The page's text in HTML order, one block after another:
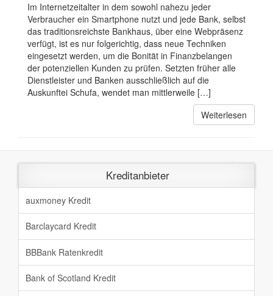
Im Internetzeitalter in dem sowohl nahezu jeder
Verbraucher ein Smartphone nutzt und jede Bank, selbst
das traditionsreichste Bankhaus, über eine Webpräsenz
verfügt, ist es nur folgerichtig, dass neue Techniken
eingesetzt werden, um die Bonität in Finanzbelangen
der potenziellen Kunden zu prüfen. Setzten früher alle
Dienstleister und Banken ausschließlich auf die
Auskunftei Schufa, wendet man mittlerweile […]
Weiterlesen
Kreditanbieter
auxmoney Kredit
Barclaycard Kredit
BBBank Ratenkredit
Bank of Scotland Kredit